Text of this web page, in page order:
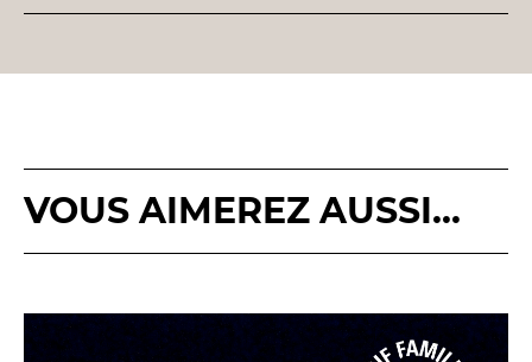
VOUS AIMEREZ AUSSI...